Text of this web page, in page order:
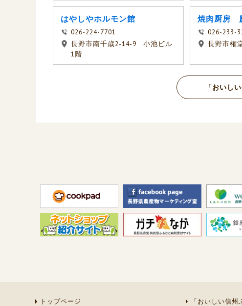
はやしやホルモン館
026-224-7701
長野市南千歳2-14-9 小池ビル
1階
焼肉厨房
026-233-
長野市権
「おいし
トップページ
「おいしい信州